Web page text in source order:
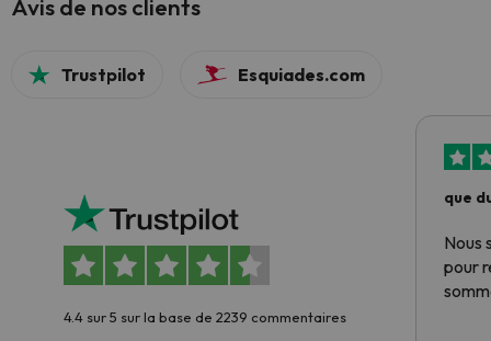
Avis de nos clients
Trustpilot Esquiades.com
4.4 sur 5 sur la base de 2239 commentaires
que
Nous
pour